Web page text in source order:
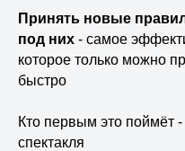
Принять новые
под них - самое
которое только можно
быстро
Кто первым это поймёт
спектакля